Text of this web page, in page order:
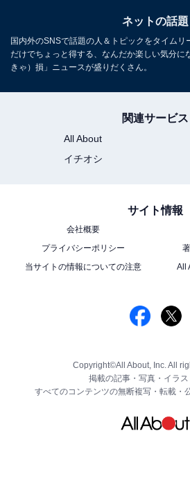
ネットの話題
国内外のSNSで話題の人＆トピックをタイムリ
だけでちょっと得する、なんだか楽しい気分に
きゃ）損」ニュースが盛りだくさん。
関連サービス
All About
イチオシ
サイト情報
会社概要
プライバシーポリシー
当サイトの情報についての注意
All
Copyright©All About, Inc. All
掲載の記事・写真・イラス
すべてのコンテンツの無断複写・転載・